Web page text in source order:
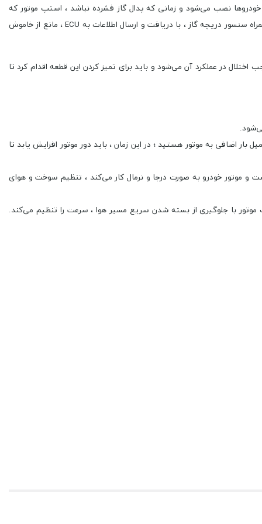
نصب می‌شود و زمانی که پدال گاز فشرده نباشد ، استپ موتور که
قطعه‌ای الکترونیکی - مکانیکی است ، وظیفه تنظیم میزان هوای ورودی به دریچه گاز و همچنین روشن‌ نگه‌ داشتن ماشین را بر عهده دارد. استپ موتور به‌همراه سنسور دریچه گاز ، با دریافت و ارسال اطلاعات به ECU ، مانع از خاموش‌
در عملکرد آن می‌شود و باید برای تمیز کردن این قطعه اقدام کرد تا
بار اضافی به موتور هستید ؛ در این زمان ، باید دور موتور افزایش یابد تا
1100 دور در دقیقه است. زمانی‌که خودرو در حال پارک است و موتور خودرو به‌ صورت درجا و نرمال کار می‌کند ، تنظیم سوخت و هوای
موتور با جلوگیری از بسته‌ شدن سریع مسیر هوا ، سرعت را تنظیم می‌کند.